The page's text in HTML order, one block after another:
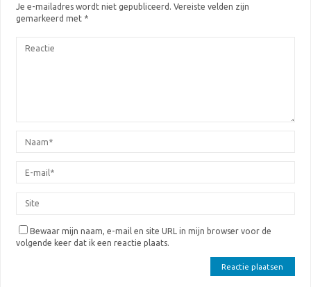
Je e-mailadres wordt niet gepubliceerd. Vereiste velden zijn
gemarkeerd met *
Bewaar mijn naam, e-mail en site URL in mijn browser voor de
volgende keer dat ik een reactie plaats.